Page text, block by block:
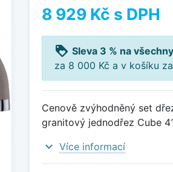
8 929 Kč s DPH
loyalty Sleva 3 % na
za 8 000 Kč a v košíku
Cenově zvýhodněný set
granitový jednodřez Cube
expand_more Více informací